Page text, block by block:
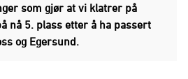
som gjør at vi klatrer på
nå 5. plass etter å ha passert
og Egersund.